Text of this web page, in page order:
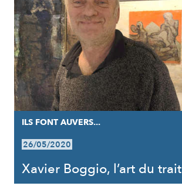
ILS FONT AUVERS...
26/05/2020
Xavier Boggio, l’art du